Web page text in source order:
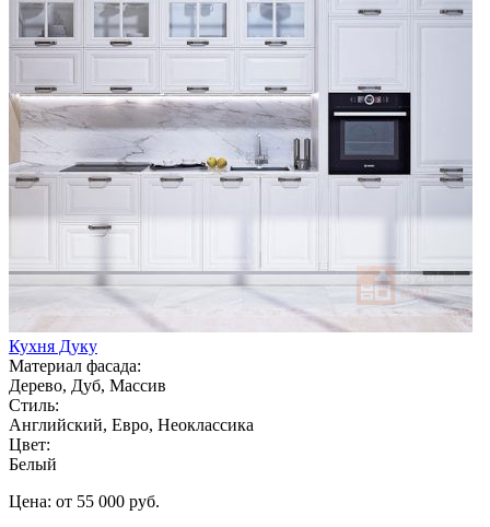
Кухня Дуку
Материал фасада:
Дерево, Дуб, Массив
Стиль:
Английский, Евро, Неоклассика
Цвет:
Белый
Цена: от 55 000 руб.